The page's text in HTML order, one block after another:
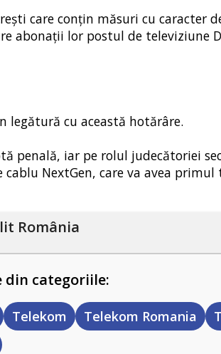
care conţin măsuri cu caracter
abonaţii lor postul de televiziune
legătură cu această hotărâre.
penală, iar pe rolul judecătoriei
NextGen, care va avea primul
România
din categoriile:
Telekom Telekom Romania